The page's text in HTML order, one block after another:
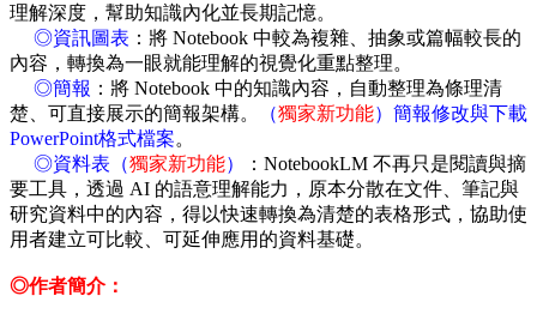
理解深度，幫助知識內化並長期記憶。
◎資訊圖表 ：將 Notebook 中較為複雜、抽象或篇幅較長的
內容，轉換為一眼就能理解的視覺化重點整理。
◎簡報 ：將 Notebook 中的知識內容，自動整理為條理清
楚、可直接展示的簡報架構。
（獨家新功能）簡報修改與下載
PowerPoint格式檔案。
◎資料表（獨家新功能）
：NotebookLM 不再只是閱讀與摘
要工具，透過 AI 的語意理解能力，原本分散在文件、筆記與
研究資料中的內容，得以快速轉換為清楚的表格形式，協助使
用者建立可比較、可延伸應用的資料基礎。
◎作者簡介：